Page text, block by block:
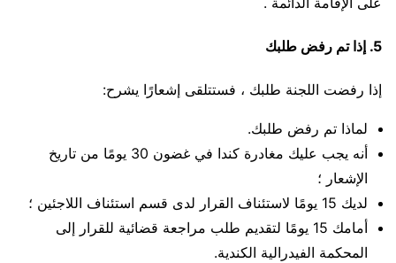
5. إذا تم رفض طلبك
إذا رفضت اللجنة طلبك ، فستتلقى إشعارًا يشرح:
لماذا تم رفض طلبك.
أنه يجب عليك مغادرة كندا في غضون 30 يومًا من تاريخ
الإشعار ؛
لديك 15 يومًا لاستئناف القرار لدى قسم استئناف اللاجئين ؛
أمامك 15 يومًا لتقديم طلب مراجعة قضائية للقرار إلى
المحكمة الفيدرالية الكندية.